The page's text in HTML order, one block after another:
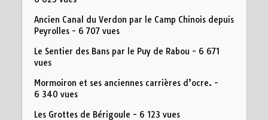
Ancien Canal du Verdon par le Camp Chinois depuis
Peyrolles- 6 707 vues
Le Sentier des Bans par le Puy de Rabou - 6 671
vues
Mormoiron et ses anciennes carrières d’ocre. -
6 340 vues
Les Grottes de Bérigoule - 6 123 vues